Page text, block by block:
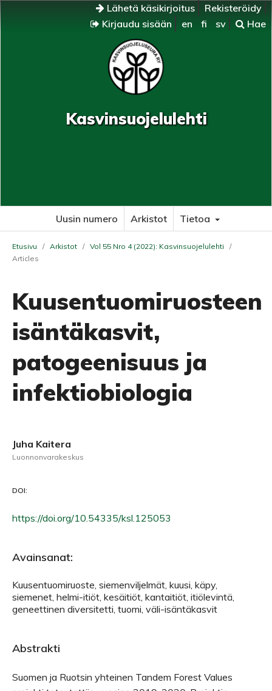
Lähetä käsikirjoitus
Rekisteröidy
Kirjaudu sisään
en fi sv Hae
Kasvinsuojelulehti
Uusin numero Arkistot Tietoa
Etusivu / Arkistot / Vol 55 Nro 4 (2022): Kasvinsuojelulehti
/
Articles
Kuusentuomiruosteen
isäntäkasvit,
patogeenisuus ja
infektiobiologia
Juha Kaitera
Luonnonvarakeskus
DOI:
https://doi.org/10.54335/ksl.125053
Avainsanat:
Kuusentuomiruoste, siemenviljelmät, kuusi, käpy,
siemenet, helmi-itiöt, kesäitiöt, kantaitiöt, itiölevintä,
geneettinen diversitetti, tuomi, väli-isäntäkasvit
Abstrakti
Suomen ja Ruotsin yhteinen Tandem Forest Values